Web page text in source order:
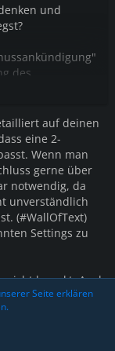
und
des
auf deinen
eine 2-
Wenn man
gerne über
notwendig, da
unverständlich
(#WallOfText)
Settings zu
nicht korrekt. Auch
dürfte
wenn sich
Seite erklären